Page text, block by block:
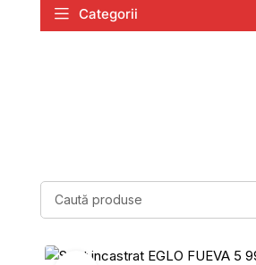
Categorii